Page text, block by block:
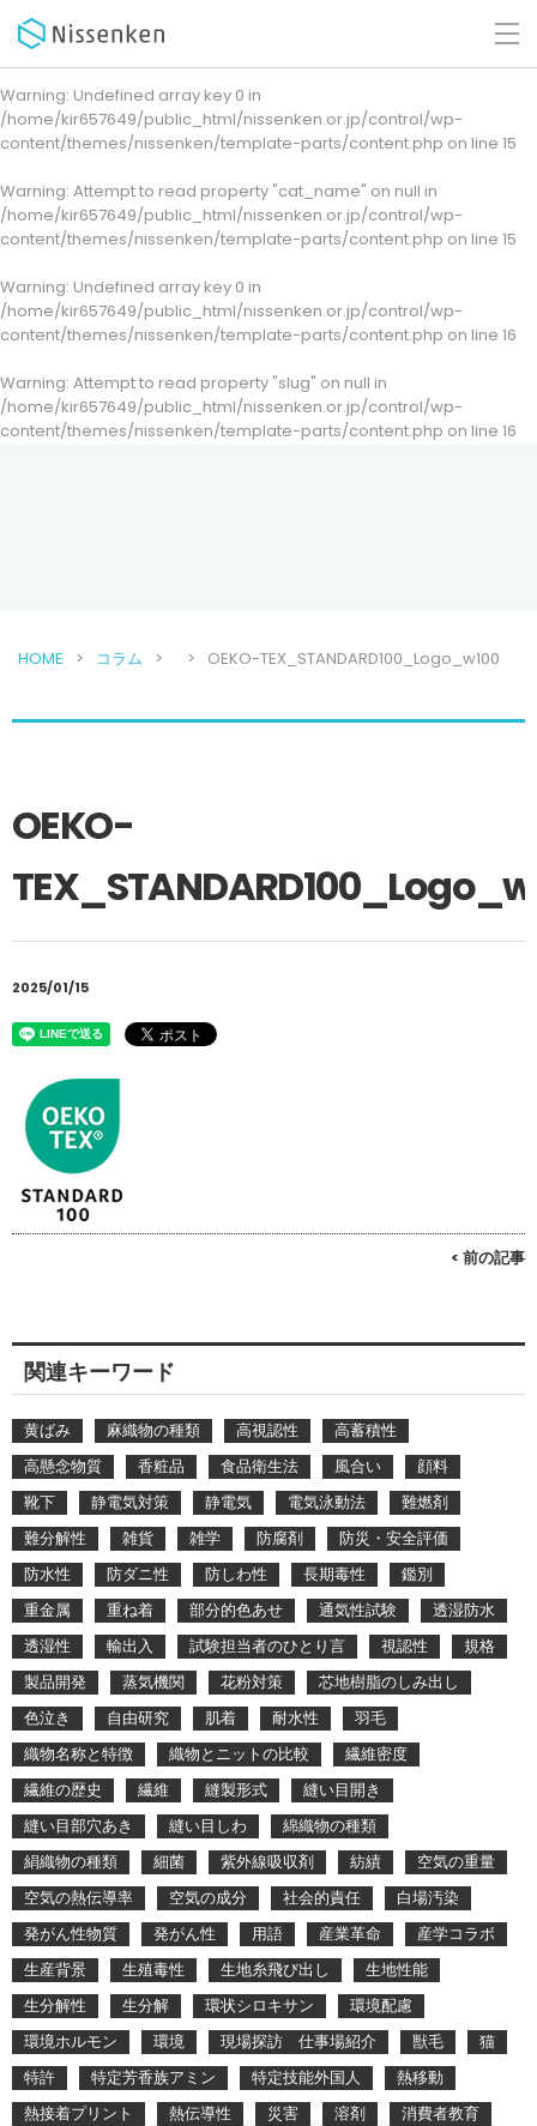
Warning: Undefined array key 0 in
/home/kir657649/public_html/nissenken.or.jp/control/wp-
content/themes/nissenken/template-parts/content.php on line 15
Warning: Attempt to read property "cat_name" on null in
/home/kir657649/public_html/nissenken.or.jp/control/wp-
content/themes/nissenken/template-parts/content.php on line 15
Warning: Undefined array key 0 in
/home/kir657649/public_html/nissenken.or.jp/control/wp-
content/themes/nissenken/template-parts/content.php on line 16
Warning: Attempt to read property "slug" on null in
/home/kir657649/public_html/nissenken.or.jp/control/wp-
content/themes/nissenken/template-parts/content.php on line 16
HOME コラム OEKO-TEX_STANDARD100_Logo_w100
OEKO-
2025/01/15
< 前の記事
関連キーワード
黄ばみ 麻織物の種類 高視認性
高蓄積性
高懸念物質
香粧品 食品衛生法 風合い
顔料
靴下
静電気対策 静電気 電気泳動法
難燃剤
難分解性
雑貨 雑学 防腐剤
防災・安全評価
防水性
防ダニ性 防しわ性 長期毒性
鑑別
重金属
重ね着 部分的色あせ 通気性試験
透湿防水
透湿性
輸出入 試験担当者のひとり言 視認性
規格
製品開発
蒸気機関 花粉対策
芯地樹脂のしみ出し
色泣き
自由研究 肌着 耐水性
羽毛
織物名称と特徴
織物とニットの比較
繊維密度
繊維の歴史
繊維 縫製形式
縫い目開き
縫い目部穴あき
縫い目しわ
綿織物の種類
絹織物の種類
細菌 紫外線吸収剤 紡績
空気の重量
空気の熱伝導率
空気の成分 社会的責任
白場汚染
発がん性物質
発がん性 用語 産業革命
産学コラボ
生産背景
生殖毒性 生地糸飛び出し
生地性能
生分解性
生分解 環状シロキサン
環境配慮
環境ホルモン
環境 現場探訪 仕事場紹介 獣毛
猫
特許
特定芳香族アミン 特定技能外国人
熱移動
熱接着プリント
熱伝導性 災害 溶剤
消費者教育